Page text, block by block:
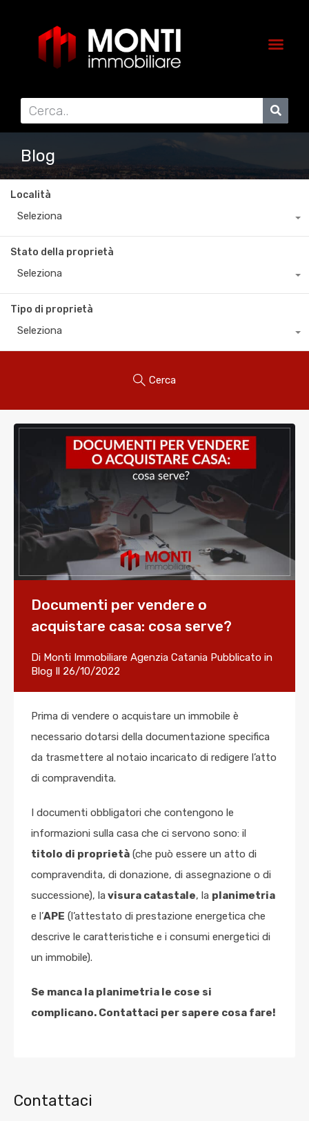
Blog
Località
Seleziona
Stato della proprietà
Seleziona
Tipo di proprietà
Seleziona
Cerca
Documenti per vendere o
acquistare casa: cosa serve?
Di Monti Immobiliare Agenzia Catania Pubblicato in
Blog Il 26/10/2022
Prima di vendere o acquistare un immobile è
necessario dotarsi della documentazione specifica
da trasmettere al notaio incaricato di redigere l’atto
di compravendita.
I documenti obbligatori che contengono le
informazioni sulla casa che ci servono sono: il
titolo di proprietà (che può essere un atto di
compravendita, di donazione, di assegnazione o di
successione), la visura catastale, la planimetria
e l’APE (l’attestato di prestazione energetica che
descrive le caratteristiche e i consumi energetici di
un immobile).
Se manca la planimetria le cose si
complicano. Contattaci per sapere cosa fare!
Contattaci